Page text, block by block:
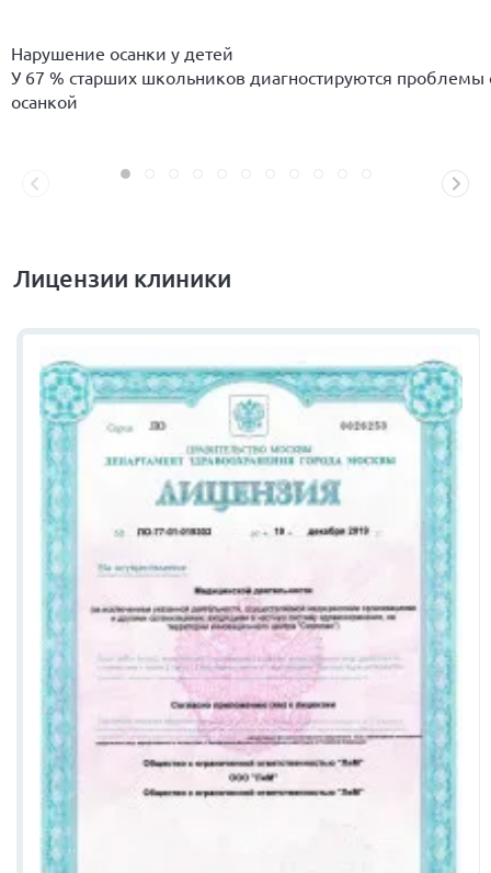
Нарушение осанки у детей
У 67 % старших школьников диагностируются проблемы
осанкой
Лицензии клиники